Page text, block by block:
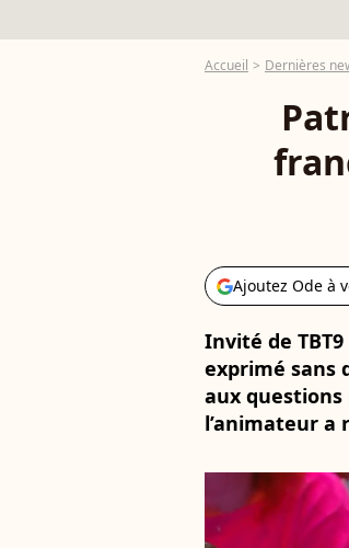
Accueil Dernières
Ajoutez Ode à
Invité de
exprimé sans
aux
l’animateur a